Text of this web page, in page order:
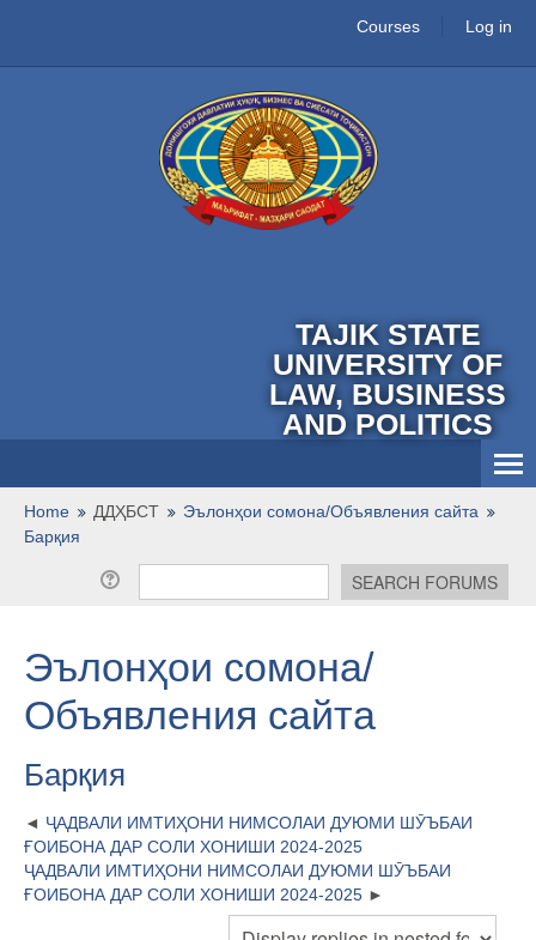
Courses Log in
TAJIK STATE
UNIVERSITY OF
LAW, BUSINESS
AND POLITICS
English ‎(en)‎
Home ДДҲБСТ
Эълонҳои сомона/Объявления сайта
Барқия
Эълонҳои сомона/
Объявления сайта
Барқия
ҶАДВАЛИ ИМТИҲОНИ НИМСОЛАИ ДУЮМИ ШӮЪБАИ
ҒОИБОНА ДАР СОЛИ ХОНИШИ 2024-2025
ҶАДВАЛИ ИМТИҲОНИ НИМСОЛАИ ДУЮМИ ШӮЪБАИ
ҒОИБОНА ДАР СОЛИ ХОНИШИ 2024-2025